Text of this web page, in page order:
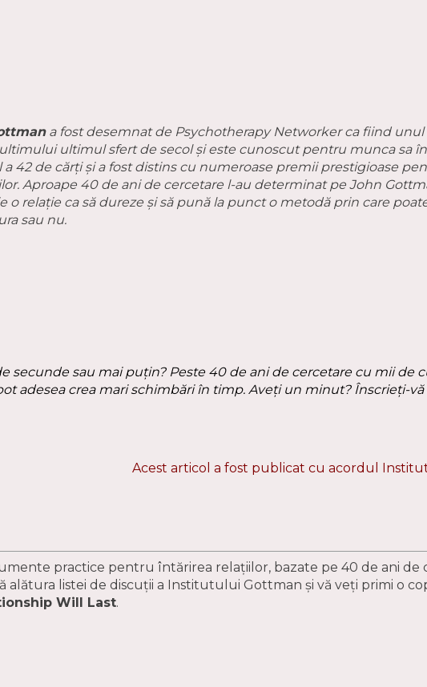
a fost desemnat de Psychotherapy Networker ca fiind
ultimul sfert de secol și este cunoscut pentru munca sa
42 de cărți și a fost distins cu numeroase premii prestigioase
Aproape 40 de ani de cercetare l-au determinat pe John
relație ca să dureze și să pună la punct o metodă prin care
sau nu.
secunde sau mai puțin? Peste 40 de ani de cercetare cu mii de
adesea crea mari schimbări în timp. Aveți un minut? Înscrieți-vă
Acest articol a fost publicat cu acordul
practice pentru întărirea relațiilor, bazate pe 40 de ani de
alătura listei de discuții a Institutului Gottman și vă veți primi o
Will Last.